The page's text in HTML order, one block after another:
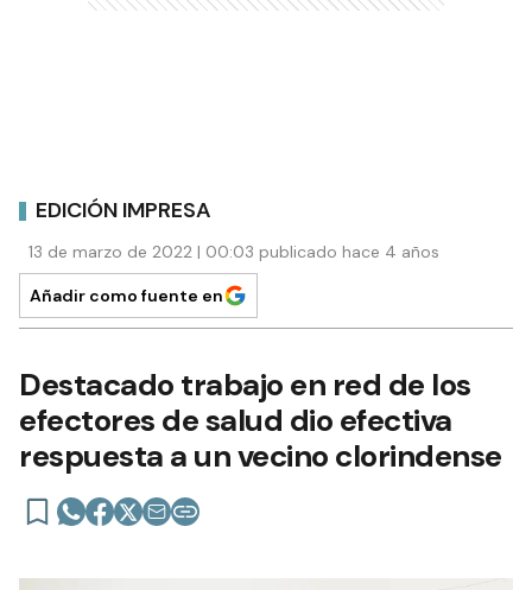
EDICIÓN IMPRESA
13 de marzo de 2022 | 00:03 publicado hace 4 años
Añadir como fuente en
Destacado trabajo en red de los
efectores de salud dio efectiva
respuesta a un vecino clorindense